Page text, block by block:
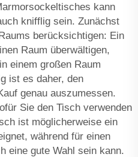
kann
knifflig sein. Zunächst
berücksichtigen: Ein
Raum überwältigen,
einem großen Raum
ist es daher, den
genau auszumessen.
Sie den Tisch verwenden
ist möglicherweise ein
während für einen
eine gute Wahl sein kann.